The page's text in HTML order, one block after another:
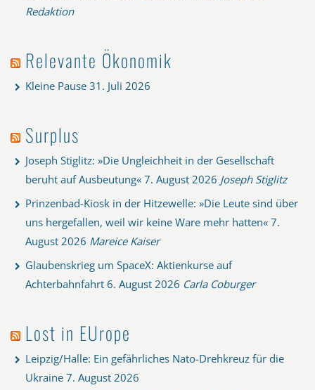
Redaktion
Relevante Ökonomik
Kleine Pause 31. Juli 2026
Surplus
Joseph Stiglitz: »Die Ungleichheit in der Gesellschaft
beruht auf Ausbeutung« 7. August 2026 Joseph Stiglitz
Prinzenbad-Kiosk in der Hitzewelle: »Die Leute sind über
uns hergefallen, weil wir keine Ware mehr hatten« 7.
August 2026 Mareice Kaiser
Glaubenskrieg um SpaceX: Aktienkurse auf
Achterbahnfahrt 6. August 2026 Carla Coburger
Lost in EUrope
Leipzig/Halle: Ein gefährliches Nato-Drehkreuz für die
Ukraine 7. August 2026